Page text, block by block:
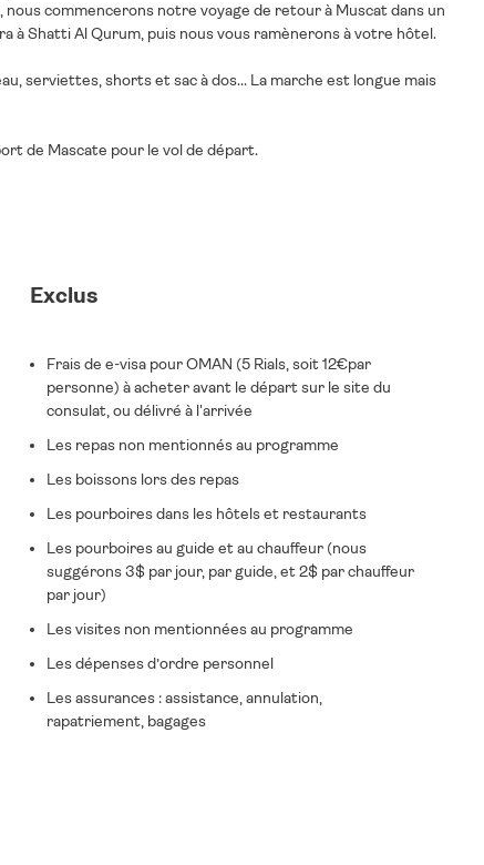
nous commencerons notre voyage de retour à Muscat dans un
à Shatti Al Qurum, puis nous vous ramènerons à votre hôtel.
serviettes, shorts et sac à dos... La marche est longue mais
de Mascate pour le vol de départ.
Exclus
Frais de e-visa pour OMAN (5 Rials, soit 12€par
personne) à acheter avant le départ sur le site du
consulat, ou délivré à l'arrivée
Les repas non mentionnés au programme
Les boissons lors des repas
Les pourboires dans les hôtels et restaurants
Les pourboires au guide et au chauffeur (nous
suggérons 3$ par jour, par guide, et 2$ par chauffeur
par jour)
Les visites non mentionnées au programme
Les dépenses d’ordre personnel
Les assurances : assistance, annulation,
rapatriement, bagages